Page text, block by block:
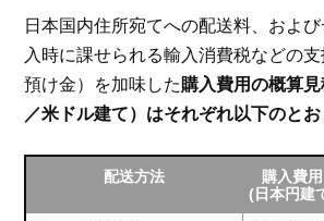
日本国内住所宛てへの配送料、およ
入時に課せられる輸入消費税などの
預け金）を加味した購入費用の概算
／米ドル建て）はそれぞれ以下のとお
配送方法
購入費用
(日本円建